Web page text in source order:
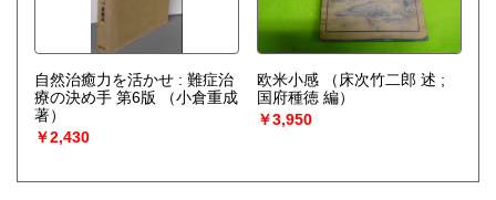
自然治癒力を活かせ : 難症治
療の決め手 第6版
（小倉重成
著）
￥2,430
欧米小感
（床次竹二郎 述 ;
国府種徳 編）
￥3,950